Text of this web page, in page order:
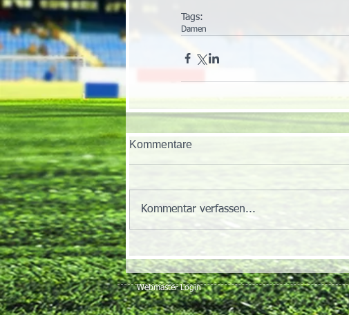
Tags:
Damen
Kommentare
Kommentar verfassen...
Webmaster Login